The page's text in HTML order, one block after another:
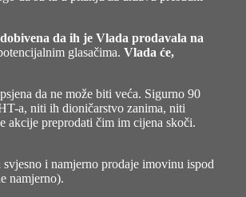
da ih je Vlada prodavala na
glasačima. Vlada će,
da ne može biti veća. Sigurno 90
a, niti ih dioničarstvo zanima, niti
akcije preprodati čim im cijena skoči.
i namjerno prodaje imovinu ispod
namjerno).